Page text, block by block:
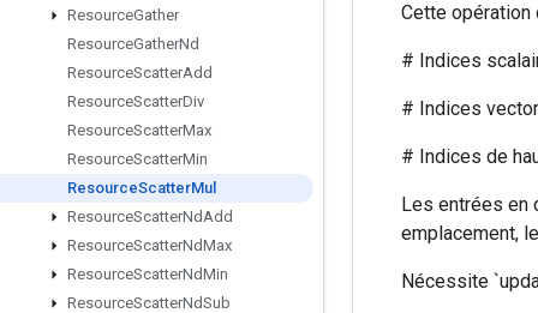
ResourceGather
ResourceGatherNd
ResourceScatterAdd
ResourceScatterDiv
ResourceScatterMax
ResourceScatterMin
ResourceScatterMul
ResourceScatterNdAdd
ResourceScatterNdMax
ResourceScatterNdMin
ResourceScatterNdSub
Cette opération
# Indices
# Indices
# Indices de
Les entrées en
emplacement,
Nécessite